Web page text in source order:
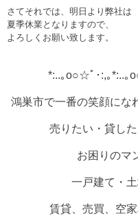
さてそれでは、明日より弊社は
夏季休業となりますので、
よろしくお願い致します。
*:..｡o○☆ﾟ･:,｡*:..｡
鴻巣市で一番の笑顔にな
売りたい・貸し
お困りのマ
一戸建て・
賃貸、売買、空